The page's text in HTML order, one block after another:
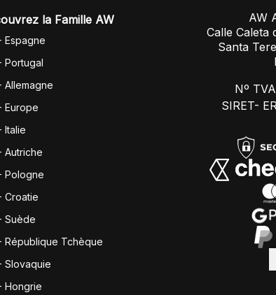
la Famille AW
Espagne
Portugal
Allemagne
Europe
Italie
Autriche
Pologne
Croatie
Suède
République Tchèque
Slovaquie
Hongrie
AW
Calle Caleta
Santa
Nº
SIRET-